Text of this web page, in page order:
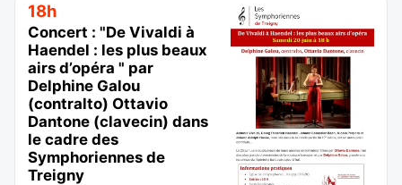
18h
Concert : "De Vivaldi à
Haendel : les plus beaux
airs d’opéra " par
Delphine Galou
(contralto) Ottavio
Dantone (clavecin) dans
le cadre des
Symphoriennes de
Treigny